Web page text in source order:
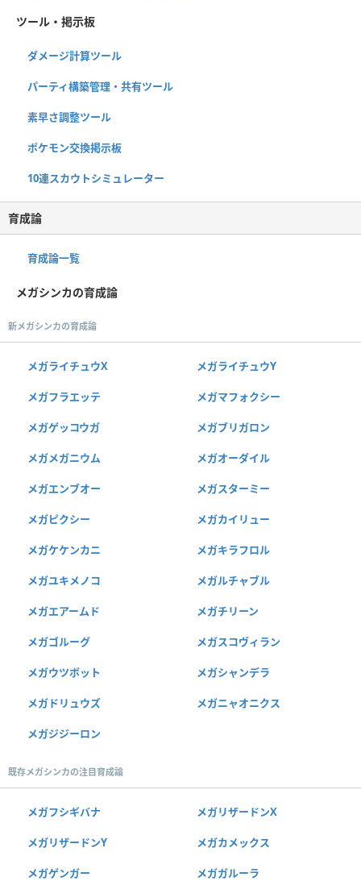
ツール・掲示板
ダメージ計算ツール
パーティ構築管理・共有ツール
素早さ調整ツール
ポケモン交換掲示板
10連スカウトシミュレーター
育成論
育成論一覧
メガシンカの育成論
新メガシンカの育成論
メガライチュウX メガライチュウY
メガフラエッテ メガマフォクシー
メガゲッコウガ メガブリガロン
メガメガニウム メガオーダイル
メガエンブオー メガスターミー
メガピクシー メガカイリュー
メガケケンカニ メガキラフロル
メガユキメノコ メガルチャブル
メガエアームド メガチリーン
メガゴルーグ メガスコヴィラン
メガウツボット メガシャンデラ
メガドリュウズ メガニャオニクス
メガジジーロン
既存メガシンカの注目育成論
メガフシギバナ メガリザードンX
メガリザードンY メガカメックス
メガゲンガー メガガルーラ